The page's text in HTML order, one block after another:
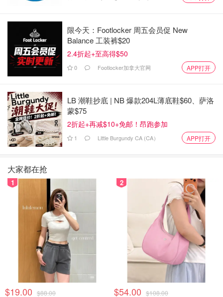
限今天：Footlocker 周五会员促 New
Balance 工装裤$20
2.4折起+至高得$50
0 Footlocker加拿大官网 APP打开
LB 潮鞋抄底 | NB 爆款204L薄底鞋$60、萨洛
蒙$75
2折起+再减$10+免邮！昂跑参加
1 Little Burgundy CA (CA） APP打开
大家都在抢
1
$19.00 $88.00
2
$54.00 $108.00